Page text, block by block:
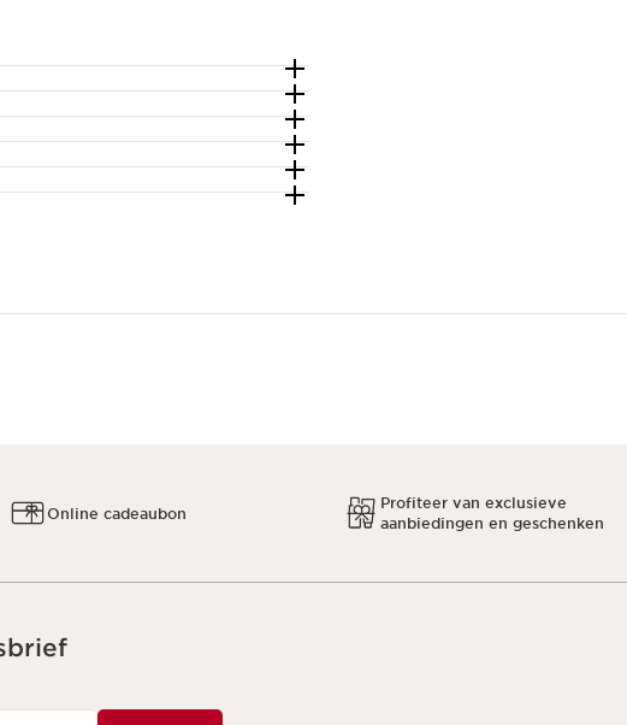
Online cadeaubon
Profiteer van exclusieve
aanbiedingen en geschenken